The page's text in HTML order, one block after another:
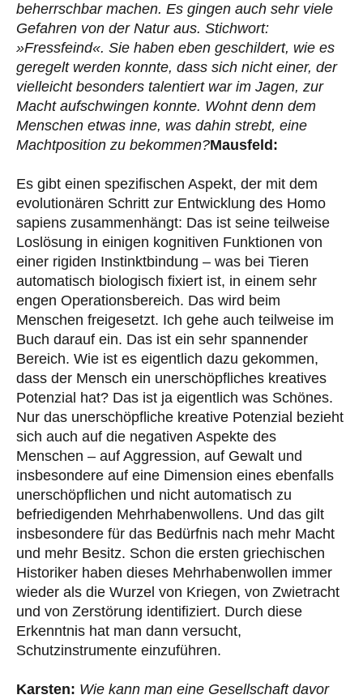
beherrschbar machen. Es gingen auch sehr viele
Gefahren von der Natur aus. Stichwort:
»Fressfeind«. Sie haben eben geschildert, wie es
geregelt werden konnte, dass sich nicht einer, der
vielleicht besonders talentiert war im Jagen, zur
Macht aufschwingen konnte. Wohnt denn dem
Menschen etwas inne, was dahin strebt, eine
Machtposition zu bekommen?Mausfeld:
Es gibt einen spezifischen Aspekt, der mit dem
evolutionären Schritt zur Entwicklung des Homo
sapiens zusammenhängt: Das ist seine teilweise
Loslösung in einigen kognitiven Funktionen von
einer rigiden Instinktbindung – was bei Tieren
automatisch biologisch fixiert ist, in einem sehr
engen Operationsbereich. Das wird beim
Menschen freigesetzt. Ich gehe auch teilweise im
Buch darauf ein. Das ist ein sehr spannender
Bereich. Wie ist es eigentlich dazu gekommen,
dass der Mensch ein unerschöpfliches kreatives
Potenzial hat? Das ist ja eigentlich was Schönes.
Nur das unerschöpfliche kreative Potenzial bezieht
sich auch auf die negativen Aspekte des
Menschen – auf Aggression, auf Gewalt und
insbesondere auf eine Dimension eines ebenfalls
unerschöpflichen und nicht automatisch zu
befriedigenden Mehrhabenwollens. Und das gilt
insbesondere für das Bedürfnis nach mehr Macht
und mehr Besitz. Schon die ersten griechischen
Historiker haben dieses Mehrhabenwollen immer
wieder als die Wurzel von Kriegen, von Zwietracht
und von Zerstörung identifiziert. Durch diese
Erkenntnis hat man dann versucht,
Schutzinstrumente einzuführen.
Karsten: Wie kann man eine Gesellschaft davor